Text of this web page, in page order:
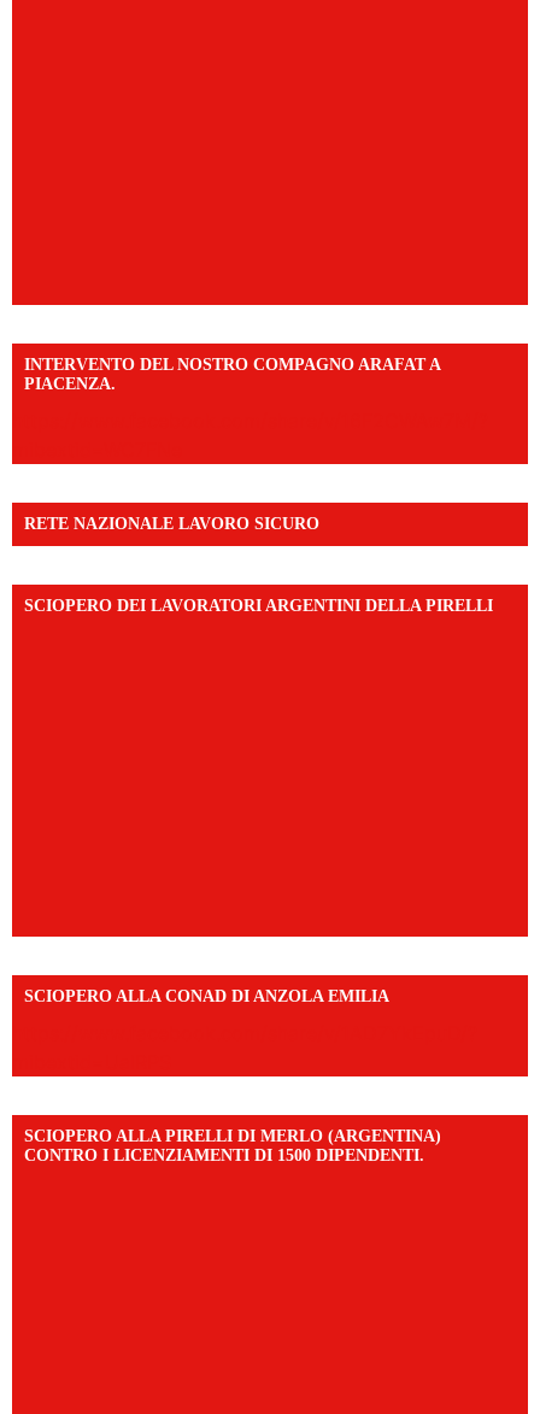
INTERVENTO DEL NOSTRO COMPAGNO ARAFAT A
PIACENZA.
RETE NAZIONALE LAVORO SICURO
SCIOPERO DEI LAVORATORI ARGENTINI DELLA PIRELLI
SCIOPERO ALLA CONAD DI ANZOLA EMILIA
SCIOPERO ALLA PIRELLI DI MERLO (ARGENTINA)
CONTRO I LICENZIAMENTI DI 1500 DIPENDENTI.